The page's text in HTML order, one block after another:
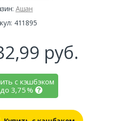
Ашан
411895
руб.
с кэшбэком
до 3,75%